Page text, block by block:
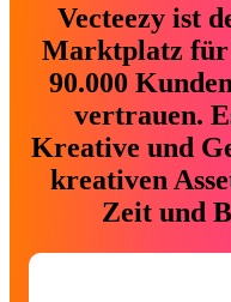
Vecteezy ist
Marktplatz für
90.000
vertrauen.
Kreative und
kreativen
Zeit und